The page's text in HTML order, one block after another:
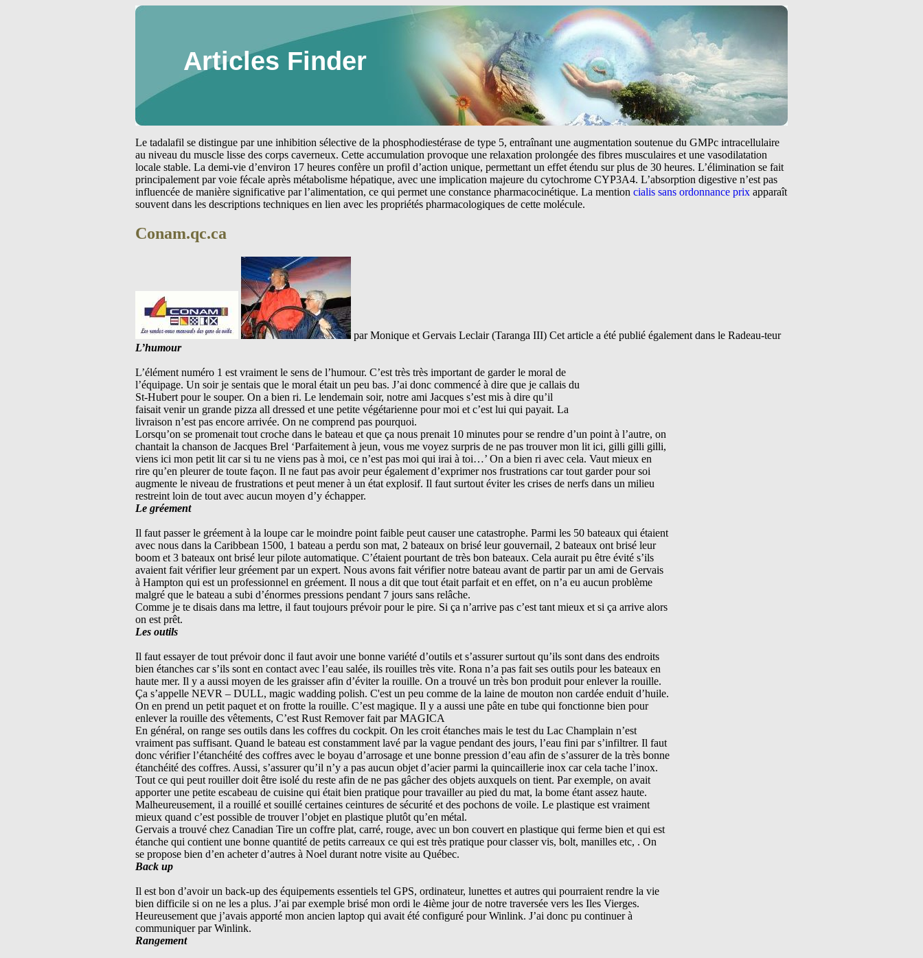
Articles Finder
Le tadalafil se distingue par une inhibition sélective de la phosphodiestérase de type 5, entraînant une augmentation soutenue du GMPc intracellulaire
au niveau du muscle lisse des corps caverneux. Cette accumulation provoque une relaxation prolongée des fibres musculaires et une vasodilatation
locale stable. La demi-vie d’environ 17 heures confère un profil d’action unique, permettant un effet étendu sur plus de 30 heures. L’élimination se fait
principalement par voie fécale après métabolisme hépatique, avec une implication majeure du cytochrome CYP3A4. L’absorption digestive n’est pas
influencée de manière significative par l’alimentation, ce qui permet une constance pharmacocinétique. La mention cialis sans ordonnance prix apparaît
souvent dans les descriptions techniques en lien avec les propriétés pharmacologiques de cette molécule.
Conam.qc.ca
par Monique et Gervais Leclair (Taranga III) Cet article a été publié également dans le Radeau-teur
L’humour
L’élément numéro 1 est vraiment le sens de l’humour. C’est très très important de garder le moral de
l’équipage. Un soir je sentais que le moral était un peu bas. J’ai donc commencé à dire que je callais du
St-Hubert pour le souper. On a bien ri. Le lendemain soir, notre ami Jacques s’est mis à dire qu’il
faisait venir un grande pizza all dressed et une petite végétarienne pour moi et c’est lui qui payait. La
livraison n’est pas encore arrivée. On ne comprend pas pourquoi.
Lorsqu’on se promenait tout croche dans le bateau et que ça nous prenait 10 minutes pour se rendre d’un point à l’autre, on
chantait la chanson de Jacques Brel ‘Parfaitement à jeun, vous me voyez surpris de ne pas trouver mon lit ici, gilli gilli gilli,
viens ici mon petit lit car si tu ne viens pas à moi, ce n’est pas moi qui irai à toi…’ On a bien ri avec cela. Vaut mieux en
rire qu’en pleurer de toute façon. Il ne faut pas avoir peur également d’exprimer nos frustrations car tout garder pour soi
augmente le niveau de frustrations et peut mener à un état explosif. Il faut surtout éviter les crises de nerfs dans un milieu
restreint loin de tout avec aucun moyen d’y échapper.
Le gréement
Il faut passer le gréement à la loupe car le moindre point faible peut causer une catastrophe. Parmi les 50 bateaux qui étaient
avec nous dans la Caribbean 1500, 1 bateau a perdu son mat, 2 bateaux on brisé leur gouvernail, 2 bateaux ont brisé leur
boom et 3 bateaux ont brisé leur pilote automatique. C’étaient pourtant de très bon bateaux. Cela aurait pu être évité s’ils
avaient fait vérifier leur gréement par un expert. Nous avons fait vérifier notre bateau avant de partir par un ami de Gervais
à Hampton qui est un professionnel en gréement. Il nous a dit que tout était parfait et en effet, on n’a eu aucun problème
malgré que le bateau a subi d’énormes pressions pendant 7 jours sans relâche.
Comme je te disais dans ma lettre, il faut toujours prévoir pour le pire. Si ça n’arrive pas c’est tant mieux et si ça arrive alors
on est prêt.
Les outils
Il faut essayer de tout prévoir donc il faut avoir une bonne variété d’outils et s’assurer surtout qu’ils sont dans des endroits
bien étanches car s’ils sont en contact avec l’eau salée, ils rouilles très vite. Rona n’a pas fait ses outils pour les bateaux en
haute mer. Il y a aussi moyen de les graisser afin d’éviter la rouille. On a trouvé un très bon produit pour enlever la rouille.
Ça s’appelle NEVR – DULL, magic wadding polish. C'est un peu comme de la laine de mouton non cardée enduit d’huile.
On en prend un petit paquet et on frotte la rouille. C’est magique. Il y a aussi une pâte en tube qui fonctionne bien pour
enlever la rouille des vêtements, C’est Rust Remover fait par MAGICA
En général, on range ses outils dans les coffres du cockpit. On les croit étanches mais le test du Lac Champlain n’est
vraiment pas suffisant. Quand le bateau est constamment lavé par la vague pendant des jours, l’eau fini par s’infiltrer. Il faut
donc vérifier l’étanchéité des coffres avec le boyau d’arrosage et une bonne pression d’eau afin de s’assurer de la très bonne
étanchéité des coffres. Aussi, s’assurer qu’il n’y a pas aucun objet d’acier parmi la quincaillerie inox car cela tache l’inox.
Tout ce qui peut rouiller doit être isolé du reste afin de ne pas gâcher des objets auxquels on tient. Par exemple, on avait
apporter une petite escabeau de cuisine qui était bien pratique pour travailler au pied du mat, la bome étant assez haute.
Malheureusement, il a rouillé et souillé certaines ceintures de sécurité et des pochons de voile. Le plastique est vraiment
mieux quand c’est possible de trouver l’objet en plastique plutôt qu’en métal.
Gervais a trouvé chez Canadian Tire un coffre plat, carré, rouge, avec un bon couvert en plastique qui ferme bien et qui est
étanche qui contient une bonne quantité de petits carreaux ce qui est très pratique pour classer vis, bolt, manilles etc, . On
se propose bien d’en acheter d’autres à Noel durant notre visite au Québec.
Back up
Il est bon d’avoir un back-up des équipements essentiels tel GPS, ordinateur, lunettes et autres qui pourraient rendre la vie
bien difficile si on ne les a plus. J’ai par exemple brisé mon ordi le 4ième jour de notre traversée vers les Iles Vierges.
Heureusement que j’avais apporté mon ancien laptop qui avait été configuré pour Winlink. J’ai donc pu continuer à
communiquer par Winlink.
Rangement